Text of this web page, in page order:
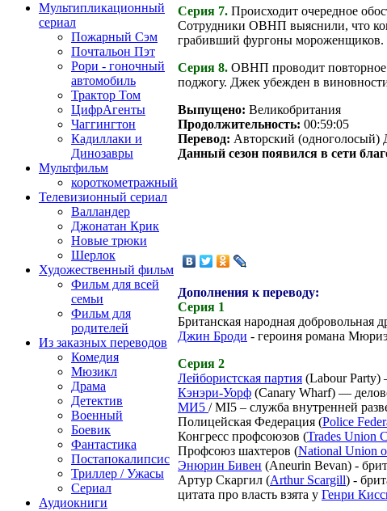
Мультипликационный
сериал
Пожарный Сэм
Почтальон Пэт
Рори - гоночный
автомобиль
Трактор Том
ЦифрАгенты
Чаггингтон
Кадиллаки и
Динозавры
Мультфильм
короткометражный
Телевизионный сериал
Валландер
Джонатан Крик
Новые трюки
Шерлок
Художественный фильм
Фильм для всей
семьи
Фильм для
родителей
Из заказных переводов
Комедия
Мюзикл
Драма
Детектив
Военный
Боевик
Фантастика
Постапокалипсис
Триллер / Ужасы
Сериал
Аудиокниги
Серия 7. Происходит очередное
Сотрудники ОВНП выяснили, что
грабивший фургоны мороженщиков.
Серия 8. ОВНП проводит повторное
поджогу. Джек убежден в
Выпущено: Великобритания
Продолжительность: 00:59:05
Перевод: Авторский (одноголосый)
Данный сезон появился в сети
Дополнения к переводу:
Серия 1
Британская народная добровольная
Джин Броди - героиня романа
Серия 2
Лейбористская партия (Labour Party)
Кэнэри-Уорф (Canary Wharf) —
МИ5 / MI5 – служба внутренней
Полицейская Федерация (Police
Конгресс профсоюзов (Trades Union
Профсоюз шахтеров (National Union
Энюрин Бивен (Aneurin Bevan) -
Артур Скаргил (Arthur Scargill) -
цитата про власть взята у Генри